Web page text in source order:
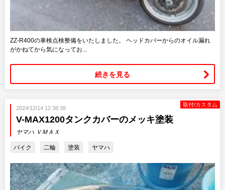
ZZ-R400の車検点検整備をいたしました。 ヘッドカバーからのオイル漏れ
がかねてから気になってお...
続きを見る
取付/カスタム
2024/12/14 12:38:38
V-MAX1200タンクカバーのメッキ塗装
ヤマハ ＶＭＡＸ
バイク 二輪 塗装 ヤマハ